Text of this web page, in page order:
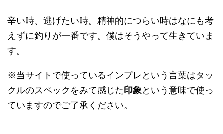
辛い時、逃げたい時。精神的につらい時はなにも考
えずに釣りが一番です。僕はそうやって生きていま
す。
※当サイトで使っているインプレという言葉はタッ
クルのスペックをみて感じた印象 という意味で使っ
ていますのでご了承ください。